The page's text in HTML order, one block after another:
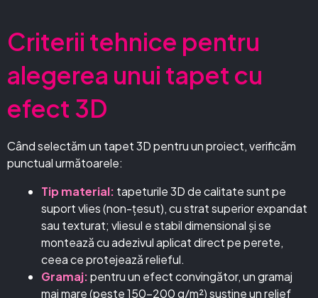
Criterii tehnice pentru
alegerea unui tapet cu
efect 3D
Când selectăm un tapet 3D pentru un proiect, verificăm
punctual următoarele:
Tip material: tapeturile 3D de calitate sunt pe
suport vlies (non-țesut), cu strat superior expandat
sau texturat; vliesul e stabil dimensional și se
montează cu adezivul aplicat direct pe perete,
ceea ce protejează relieful.
Gramaj:pentru un efect convingător, un gramaj
mai mare (peste 150-200 g/m²) susține un relief